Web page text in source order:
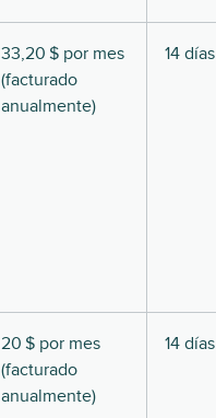
33,20 $ por mes
(facturado
anualmente)
14 días
20 $ por mes
(facturado
anualmente)
14 días